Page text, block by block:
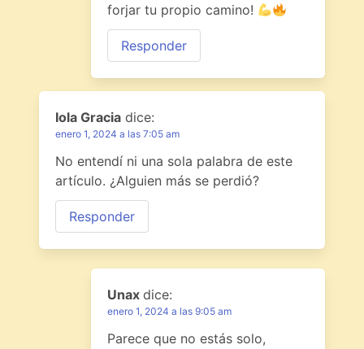
forjar tu propio camino!
Responder
Iola Gracia dice:
enero 1, 2024 a las 7:05 am
No entendí ni una sola palabra de este
artículo. ¿Alguien más se perdió?
Responder
Unax dice:
enero 1, 2024 a las 9:05 am
Parece que no estás solo,